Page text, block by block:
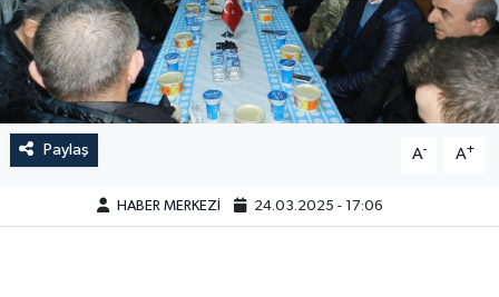
Paylaş A- A+
HABER MERKEZİ 24.03.2025 - 17:06